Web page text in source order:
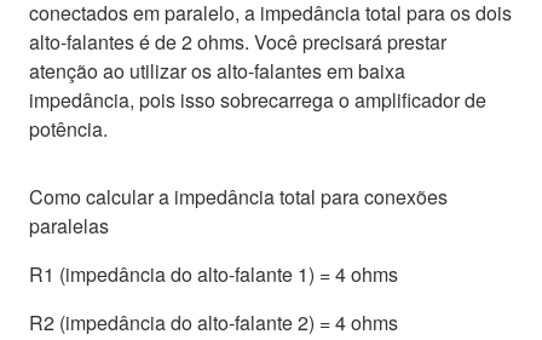
conectados em paralelo, a impedância total para os dois
alto-falantes é de 2 ohms. Você precisará prestar
atenção ao utilizar os alto-falantes em baixa
impedância, pois isso sobrecarrega o amplificador de
potência.
Como calcular a impedância total para conexões
paralelas
R1 (impedância do alto-falante 1) = 4 ohms
R2 (impedância do alto-falante 2) = 4 ohms